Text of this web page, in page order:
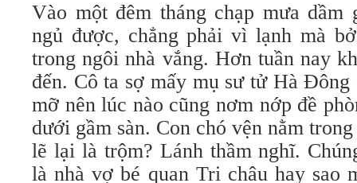
Vào một đêm tháng chạp mưa dầm
ngủ được, chẳng phải vì lạnh mà
trong ngôi nhà vắng. Hơn tuần nay
đến. Cô ta sợ mấy mụ sư tử Hà
mỡ nên lúc nào cũng nơm nớp đề
dưới gầm sàn. Con chó vện nằm
lẽ lại là trộm? Lánh thầm nghĩ.
là nhà vợ bé quan Tri châu hay sao